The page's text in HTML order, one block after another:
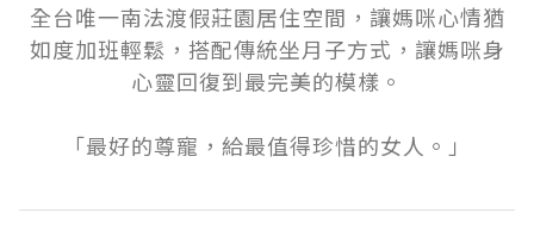
全台唯一南法渡假莊園居住空間，讓媽咪心情猶
如度加班輕鬆，搭配傳統坐月子方式，讓媽咪身
心靈回復到最完美的模樣。
「最好的尊寵，給最值得珍惜的女人。」